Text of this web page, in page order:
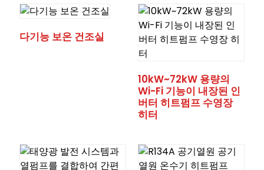
다기능 보온 건조실
10kW~72kW 용량의
Wi-Fi 기능이 내장된 인
버터 히트펌프 수영장
히터